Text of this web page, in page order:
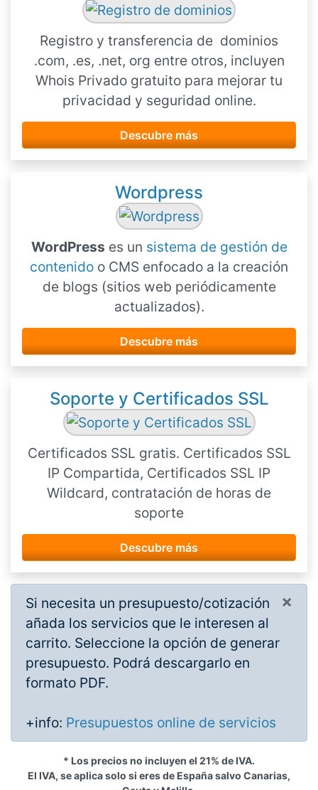
Registro y transferencia de dominios
.com, .es, .net, org entre otros, incluyen
Whois Privado gratuito para mejorar tu
privacidad y seguridad online.
Descubre más
Wordpress
WordPress es un sistema de gestión de
contenido o CMS enfocado a la creación
de blogs (sitios web periódicamente
actualizados).
Descubre más
Soporte y Certificados SSL
Certificados SSL gratis. Certificados SSL
IP Compartida, Certificados SSL IP
Wildcard, contratación de horas de
soporte
Descubre más
×
Si necesita un presupuesto/cotización
añada los servicios que le interesen al
carrito. Seleccione la opción de generar
presupuesto. Podrá descargarlo en
formato PDF.
+info: Presupuestos online de servicios
* Los precios no incluyen el 21% de IVA.
El IVA, se aplica solo si eres de España salvo Canarias,